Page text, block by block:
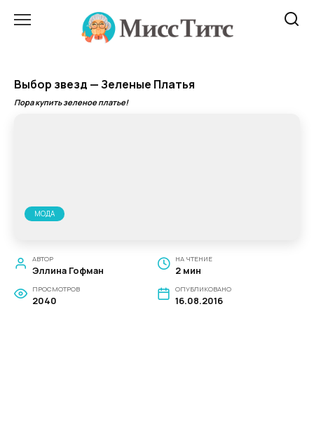
Выбор звезд — Зеленые Платья
Пора купить зеленое платье!
МОДА
АВТОР
Эллина Гофман
НА ЧТЕНИЕ
2 мин
ПРОСМОТРОВ
2040
ОПУБЛИКОВАНО
16.08.2016